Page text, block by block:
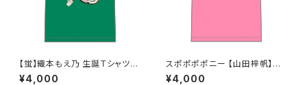
【蛍】織本もえ乃 生誕Ｔシャツ2
025 M〜XLサイズ
¥4,000
スポポポポニー 【山田梓帆】生
誕祭Tシャツ S〜XLサイズ
¥4,000